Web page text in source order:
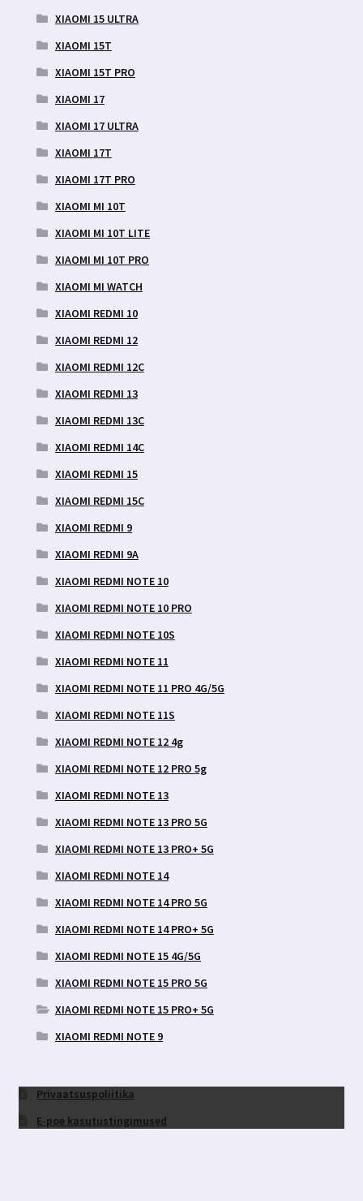
XIAOMI 15 ULTRA
XIAOMI 15T
XIAOMI 15T PRO
XIAOMI 17
XIAOMI 17 ULTRA
XIAOMI 17T
XIAOMI 17T PRO
XIAOMI MI 10T
XIAOMI MI 10T LITE
XIAOMI MI 10T PRO
XIAOMI MI WATCH
XIAOMI REDMI 10
XIAOMI REDMI 12
XIAOMI REDMI 12C
XIAOMI REDMI 13
XIAOMI REDMI 13C
XIAOMI REDMI 14C
XIAOMI REDMI 15
XIAOMI REDMI 15C
XIAOMI REDMI 9
XIAOMI REDMI 9A
XIAOMI REDMI NOTE 10
XIAOMI REDMI NOTE 10 PRO
XIAOMI REDMI NOTE 10S
XIAOMI REDMI NOTE 11
XIAOMI REDMI NOTE 11 PRO 4G/5G
XIAOMI REDMI NOTE 11S
XIAOMI REDMI NOTE 12 4g
XIAOMI REDMI NOTE 12 PRO 5g
XIAOMI REDMI NOTE 13
XIAOMI REDMI NOTE 13 PRO 5G
XIAOMI REDMI NOTE 13 PRO+ 5G
XIAOMI REDMI NOTE 14
XIAOMI REDMI NOTE 14 PRO 5G
XIAOMI REDMI NOTE 14 PRO+ 5G
XIAOMI REDMI NOTE 15 4G/5G
XIAOMI REDMI NOTE 15 PRO 5G
XIAOMI REDMI NOTE 15 PRO+ 5G
XIAOMI REDMI NOTE 9
Privaatsuspoliitika
E-poe kasutustingimused